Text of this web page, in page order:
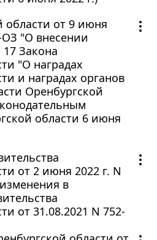
области от 9 июня
ОЗ "О внесении
Закона
"О наградах
и наградах органов
Оренбургской
области 6 июня
от 2 июня 2022 г. N
в
от 31.08.2021 N 752-